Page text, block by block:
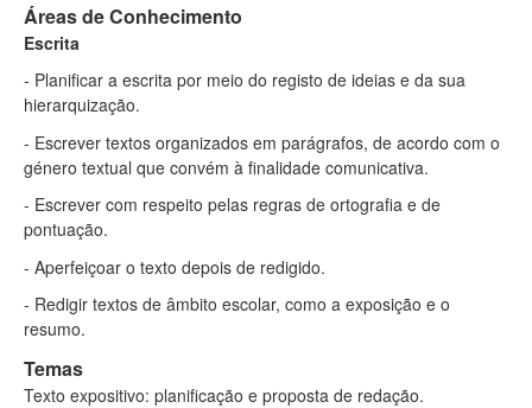
Áreas de Conhecimento
Escrita
- Planificar a escrita por meio do registo de ideias e da sua
hierarquização.
- Escrever textos organizados em parágrafos, de acordo com o
género textual que convém à finalidade comunicativa.
- Escrever com respeito pelas regras de ortografia e de
pontuação.
- Aperfeiçoar o texto depois de redigido.
- Redigir textos de âmbito escolar, como a exposição e o
resumo.
Temas
Texto expositivo: planificação e proposta de redação.